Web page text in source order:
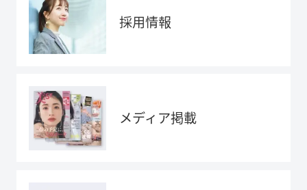
採用情報
メディア掲載